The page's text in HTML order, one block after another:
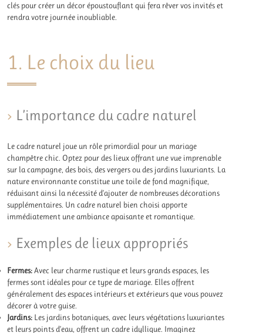
clés pour créer un décor époustouflant qui fera rêver vos invités et
rendra votre journée inoubliable.
1. Le choix du lieu
L’importance du cadre naturel
Le cadre naturel joue un rôle primordial pour un mariage
champêtre chic. Optez pour des lieux offrant une vue imprenable
sur la campagne, des bois, des vergers ou des jardins luxuriants. La
nature environnante constitue une toile de fond magnifique,
réduisant ainsi la nécessité d’ajouter de nombreuses décorations
supplémentaires. Un cadre naturel bien choisi apporte
immédiatement une ambiance apaisante et romantique.
Exemples de lieux appropriés
Fermes:Avec leur charme rustique et leurs grands espaces, les
fermes sont idéales pour ce type de mariage. Elles offrent
généralement des espaces intérieurs et extérieurs que vous pouvez
décorer à votre guise.
Jardins: Les jardins botaniques, avec leurs végétations luxuriantes
et leurs points d’eau, offrent un cadre idyllique. Imaginez